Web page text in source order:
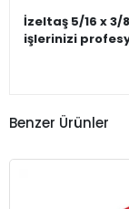
İzeltaş 5/16 x 3/
işlerinizi
Benzer Ürünler